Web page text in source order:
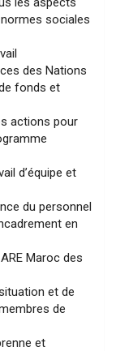
sociales
des Nations
fonds et
actions pour
d’équipe et
du personnel
en
Maroc des
et de
de
et